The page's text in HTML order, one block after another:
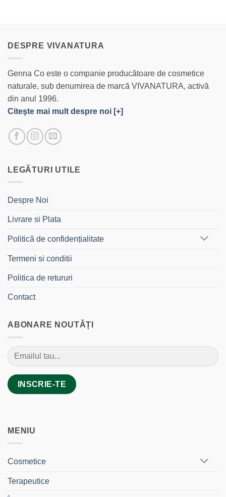
DESPRE VIVANATURA
Genna Co este o companie producătoare de cosmetice
naturale, sub denumirea de marcă VIVANATURA, activă
din anul 1996.
Citeşte mai mult despre noi [+]
LEGĂTURI UTILE
Despre Noi
Livrare si Plata
Politică de confidențialitate
Termeni si conditii
Politica de retururi
Contact
ABONARE NOUTĂȚI
MENIU
Cosmetice
Terapeutice